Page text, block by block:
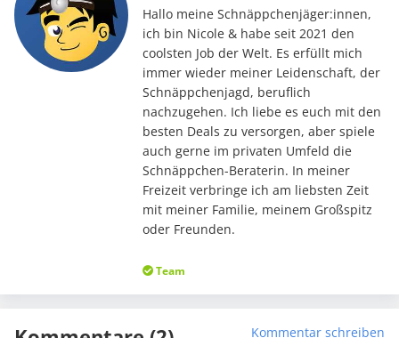
Hallo meine Schnäppchenjäger:innen,
ich bin Nicole & habe seit 2021 den
coolsten Job der Welt. Es erfüllt mich
immer wieder meiner Leidenschaft, der
Schnäppchenjagd, beruflich
nachzugehen. Ich liebe es euch mit den
besten Deals zu versorgen, aber spiele
auch gerne im privaten Umfeld die
Schnäppchen-Beraterin. In meiner
Freizeit verbringe ich am liebsten Zeit
mit meiner Familie, meinem Großspitz
oder Freunden.
Team
Kommentar schreiben